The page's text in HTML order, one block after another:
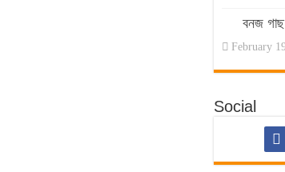
বনজ
February
Social